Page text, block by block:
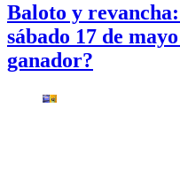
Baloto y
sábado 17 de
ganador?